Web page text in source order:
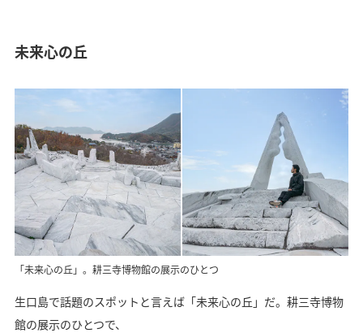
未来心の丘
「未来心の丘」。耕三寺博物館の展示のひとつ
生口島で話題のスポットと言えば「未来心の丘」だ。耕三寺博物
館の展示のひとつで、